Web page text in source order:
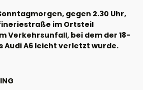
gegen 2.30 Uhr,
im Ortsteil
Verkehrsunfall, bei dem der 18-
Audi A6 leicht verletzt wurde.